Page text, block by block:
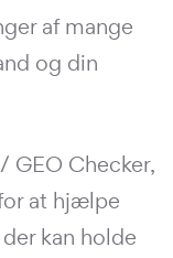
af mange
og din
GEO Checker,
at hjælpe
kan holde